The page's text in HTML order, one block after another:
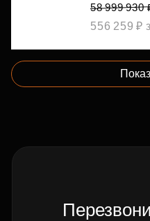
58 999 930
556 259 ₽